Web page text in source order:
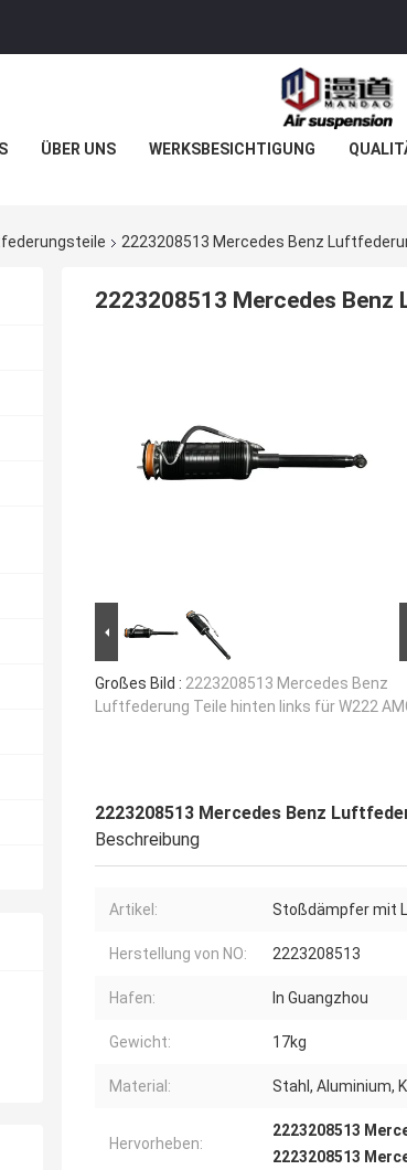
ÜBER UNS WERKSBESICHTIGUNG
2223208513 Mercedes Benz
2223208513 Mercedes
Großes Bild : 2223208513 Mercedes Benz
Luftfederung Teile hinten links für W222
2223208513 Mercedes Benz
Beschreibung
Artikel: Stoßdämpfer mit
Herstellung von NO: 2223208513
Hafen: In Guangzhou
Gewicht: 17kg
Material: Stahl, Aluminium,
Hervorheben:
2223208513
2223208513